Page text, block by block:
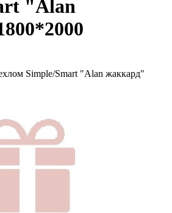
"Alan
Simple/Smart "Alan жаккард"